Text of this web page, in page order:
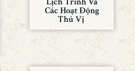
Các Hoạt Động
Thú Vị